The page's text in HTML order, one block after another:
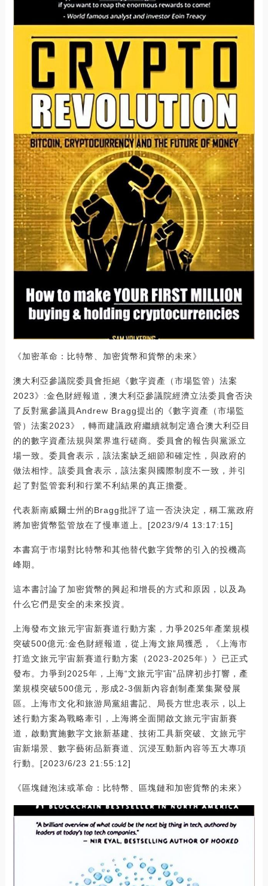
《加密革命：比特幣、加密貨幣和貨幣的未來》
澳大利亞參議院委員會拒絕《數字資產（市場監管）法案
2023》:金色財經報道，澳大利亞參議院經濟立法委員會否決
了反對黨參議員Andrew Bragg提出的《數字資產（市場監
管）法案2023》，轉而建議政府繼續就制定適合澳大利亞目
的的數字資產法規與業界進行磋商。委員會的報告與黨派立
場一致。委員會表示，該法案缺乏細節和確定性，與政府的
做法相悖。該委員會表示，該法案與國際制度不一致，并引
起了對監管套利和行業不利結果的真正擔憂。
代表新南威爾士州的Bragg批評了這一否決決定，稱工黨政府
將加密貨幣監管放在了慢車道上。[2023/9/4 13:17:15]
本書寫于市場對比特幣和其他替代數字貨幣的引入的投機高
峰期。
這本書討論了加密貨幣的興起和增長的方式和原因，以及為
什么它們是安全的未來投資。
上海發布文旅元宇宙新賽道行動方案，力爭2025年產業規模
突破500億元:金色財經報道，從上海文旅局獲悉，《上海市
打造文旅元宇宙新賽道行動方案（2023-2025年）》已正式
發布。力爭到2025年，上海“文旅元宇宙”品牌初步打響，產
業規模突破500億元，形成2-3個新內容創制產業集聚發展
區。上海市文化和旅游局黨組書記、局長方世忠表示，以上
述行動方案為戰略牽引，上海將全面開啟文旅元宇宙新賽
道，啟動實施數字文旅新基建、技術工具新突破、文旅元宇
宙新場景、數字藝術品新賽道、沉浸互動新內容等五大專項
行動。[2023/6/23 21:55:12]
《區塊鏈泡沫或革命：比特幣、區塊鏈和加密貨幣的未來》